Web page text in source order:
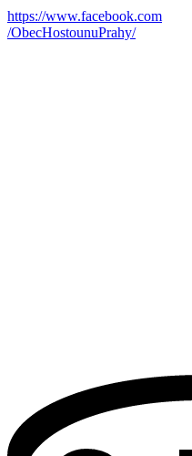
https://www.facebook.com
/ObecHostounuPrahy/